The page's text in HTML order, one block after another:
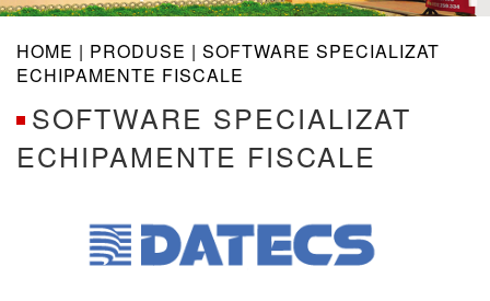
HOME | PRODUSE | SOFTWARE SPECIALIZAT
ECHIPAMENTE FISCALE
SOFTWARE SPECIALIZAT
ECHIPAMENTE FISCALE